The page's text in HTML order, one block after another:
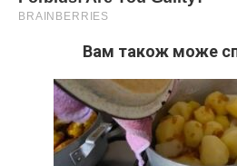
Вам також може